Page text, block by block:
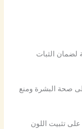
لضمان الثبات
صحة البشرة ومنع
تثبيت اللون